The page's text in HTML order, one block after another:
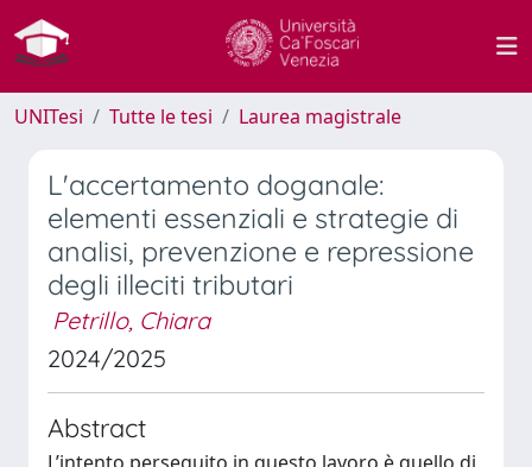
UNITesi Tutte le tesi Laurea magistrale
L'accertamento doganale:
elementi essenziali e strategie di
analisi, prevenzione e repressione
degli illeciti tributari
Petrillo, Chiara
2024/2025
Abstract